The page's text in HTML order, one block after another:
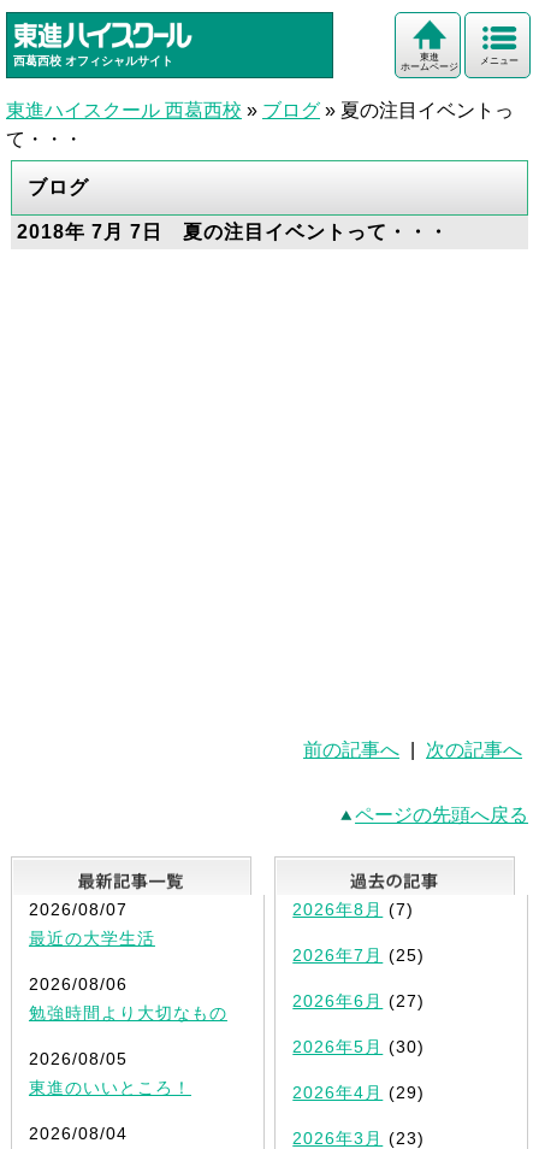
西葛西校 オフィシャルサイト メニュー
東進
ホームページ
東進ハイスクール 西葛西校 » ブログ » 夏の注目イベントっ
て・・・
ブログ
2018年 7月 7日 夏の注目イベントって・・・
前の記事へ 次の記事へ
ページの先頭へ戻る
最新記事一覧
2026/08/07
最近の大学生活
2026/08/06
勉強時間より大切なもの
2026/08/05
東進のいいところ！
2026/08/04
2026年8月 (7)
2026年7月 (25)
2026年6月 (27)
2026年5月 (30)
2026年4月 (29)
2026年3月 (23)